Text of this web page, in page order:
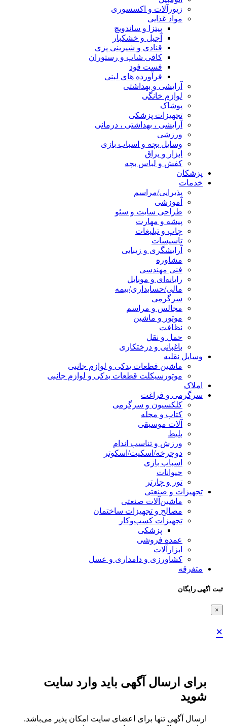
زیورآلات و اکسسوری
مواد غذایی
پیتزا و ساندویچ
آجیل و خشکبار
قنادی و شیرینی پزی
کافی شاپ و رستوران
فست فود
فرآورده های لبنی
آرایشی و بهداشتی
لوازم خانگی
پوشاک
تجهیزات پزشکی
آرایشی ، بهداشتی ، درمانی
ورزشی
وسایل بچه و اسباب بازی
ابزار و یراق
کفش و لباس بچه
پزشکان
خدمات
پذیرایی/مراسم
آموزشی
طراحی سایت و سئو
پیشه و مهارت
چاپ و تبلیغات
تاسیسات
آرایشگری و زیبایی
مشاوره
فنی مهندسی
رایانه‌ای و موبایل
مالی/حسابداری/بیمه
سرگرمی
مجالس و مراسم
موتور و ماشین
نظافت
حمل و نقل
باغبانی و درختکاری
وسایل نقلیه
ماشین قطعات یدکی و لوازم جانبی
موتورسیکلت قطعات یدکی و لوازم جانبی
املاک
سرگرمی و فراغت
کلکسیون و سرگرمی
کتاب و مجله
آلات موسیقی
بلیط
ورزش و تناسب اندام
دوچرخه/اسکیت/اسکوتر
اسباب‌ بازی
حیوانات
تور و چارتر
تجهیزات و صنعتی
ماشین‌آلات صنعتی
مصالح و تجهیزات ساختمان
تجهیزات کسب‌وکار
پزشکی
عمده فروشی
ابزارآلات
کشاورزی و دامداری و عسل
متفرقه
ثبت اگهی رایگان
×
×
برای ارسال آگهی باید وارد سایت
شوید
ارسال آگهی تنها برای اعضای سایت امکان پذیر می‌باشد.